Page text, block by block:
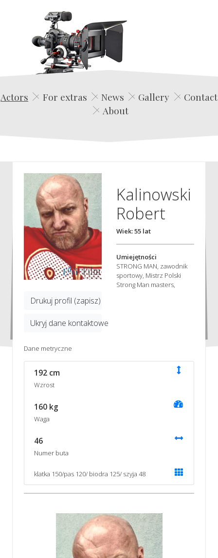
Edwin Film Agencja Aktorska
Actors For extras News Gallery
Contact
About
Drukuj profil (zapisz)
Ukryj dane kontaktowe
Kalinowski
Robert
Wiek: 55 lat
Umiejętności
STRONG MAN, zawodnik
sportowy, Mistrz Polski
Strong Man masters,
Dane metryczne
192 cm
Wzrost
160 kg
Waga
46
Numer buta
klatka 150/pas 120/ biodra 125/ szyja 48